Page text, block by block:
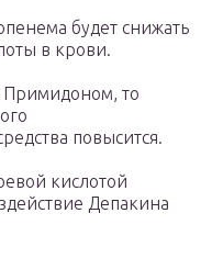
будет снижать
в крови.
Примидоном, то
повысится.
кислотой
Депакина